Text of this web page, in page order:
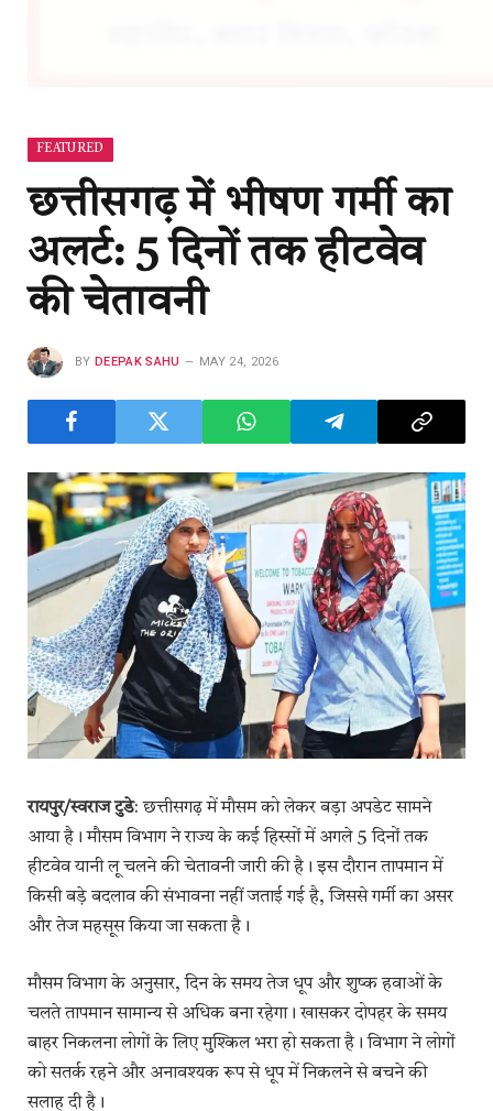
FEATURED
छत्तीसगढ़ में भीषण गर्मी का
अलर्ट: 5 दिनों तक हीटवेव
की चेतावनी
BY DEEPAK SAHU MAY 24, 2026
रायपुर/स्वराज टुडे: छत्तीसगढ़ में मौसम को लेकर बड़ा अपडेट सामने
आया है। मौसम विभाग ने राज्य के कई हिस्सों में अगले 5 दिनों तक
हीटवेव यानी लू चलने की चेतावनी जारी की है। इस दौरान तापमान में
किसी बड़े बदलाव की संभावना नहीं जताई गई है, जिससे गर्मी का असर
और तेज महसूस किया जा सकता है।
मौसम विभाग के अनुसार, दिन के समय तेज धूप और शुष्क हवाओं के
चलते तापमान सामान्य से अधिक बना रहेगा। खासकर दोपहर के समय
बाहर निकलना लोगों के लिए मुश्किल भरा हो सकता है। विभाग ने लोगों
को सतर्क रहने और अनावश्यक रूप से धूप में निकलने से बचने की
सलाह दी है।